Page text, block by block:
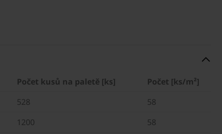
Počet kusů na paletě [ks]
Počet [ks/m²]
528
58
1200
58